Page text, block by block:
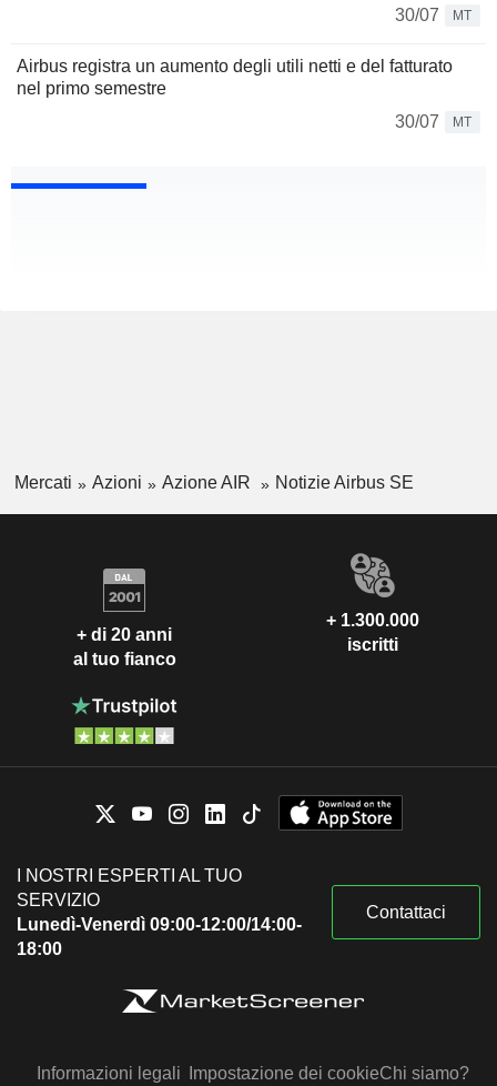
30/07
MT
Airbus registra un aumento degli utili netti e del fatturato
nel primo semestre
30/07
MT
Mercati Azioni Azione AIR Notizie Airbus SE
+ di 20 anni
al tuo fianco
+ 1.300.000
iscritti
I NOSTRI ESPERTI AL TUO
SERVIZIO
Lunedì-Venerdì 09:00-12:00/14:00-
18:00
Contattaci
Informazioni legali Impostazione dei cookieChi siamo?